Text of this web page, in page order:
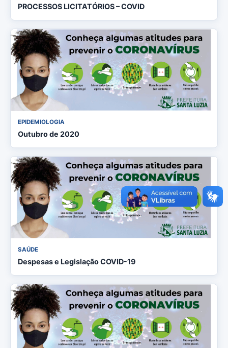
PROCESSOS LICITATÓRIOS – COVID
EPIDEMIOLOGIA
Outubro de 2020
SAÚDE
Despesas e Legislação COVID-19